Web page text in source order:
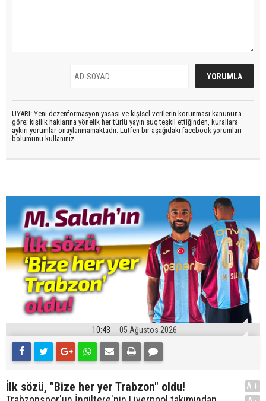
UYARI: Yeni dezenformasyon yasası ve kişisel verilerin korunması kanununa
göre; kişilik haklarına yönelik her türlü yayın suç teşkil ettiğinden, kurallara
aykırı yorumlar onaylanmamaktadır. Lütfen bir aşağıdaki facebook yorumları
bölümünü kullanınız
10:43 05 Ağustos 2026
İlk sözü, "Bize her yer Trabzon" oldu!
A+